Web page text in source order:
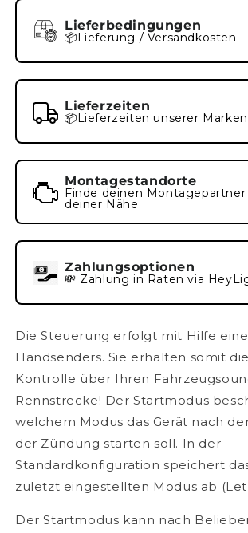
Lieferbedingungen
📦Lieferung / Versandkosten
Lieferzeiten
📦Lieferzeiten unserer Marken
Montagestandorte
Finde deinen Montagepartner
deiner Nähe
Zahlungsoptionen
💸 Zahlung in Raten via
Die Steuerung erfolgt mit Hilfe
Handsenders. Sie erhalten somit
Kontrolle über Ihren
Rennstrecke! Der Startmodus
welchem Modus das Gerät nach
der Zündung starten soll. In der
Standardkonfiguration speichert
zuletzt eingestellten Modus ab
Der Startmodus kann nach